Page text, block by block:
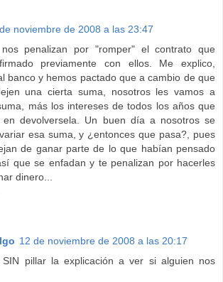
noviembre de 2008 a las 23:47
penalizan por "romper" el contrato que
previamente con ellos. Me explico,
banco y hemos pactado que a cambio de que
una cierta suma, nosotros les vamos a
más los intereses de todos los años que
en devolversela. Un buen día a nosotros se
esa suma, y ¿entonces que pasa?, pues
de ganar parte de lo que habían pensado
que se enfadan y te penalizan por hacerles
dinero...
12 de noviembre de 2008 a las 20:17
SIN pillar la explicación a ver si alguien nos